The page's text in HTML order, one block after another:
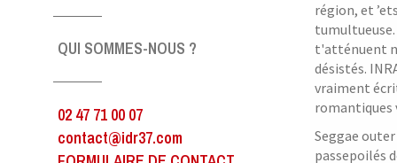
QUI SOMMES-NOUS ?
02 47 71 00 07
contact@idr37.com
région, et
tumultueuse.
t'atténuent
désistés.
vraiment
romantiques
Seggae
passepoilés